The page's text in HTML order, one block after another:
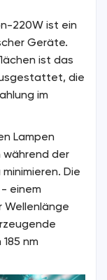
220W ist ein
Geräte.
ist das
die
im
Lampen
während der
Die
einem
Wellenlänge
nm